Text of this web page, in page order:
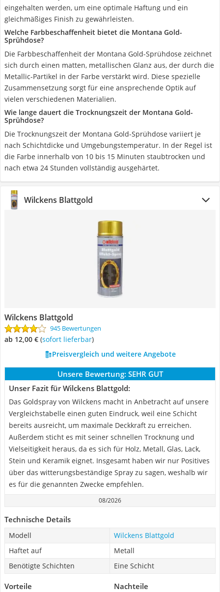
eingehalten werden, um eine optimale Haftung und ein
gleichmäßiges Finish zu gewährleisten.
Welche Farbbeschaffenheit bietet die Montana Gold-
Sprühdose?
Die Farbbeschaffenheit der Montana Gold-Sprühdose zeichnet
sich durch einen matten, metallischen Glanz aus, der durch die
Metallic-Partikel in der Farbe verstärkt wird. Diese spezielle
Zusammensetzung sorgt für eine ansprechende Optik auf
vielen verschiedenen Materialien.
Wie lange dauert die Trocknungszeit der Montana Gold-
Sprühdose?
Die Trocknungszeit der Montana Gold-Sprühdose variiert je
nach Schichtdicke und Umgebungstemperatur. In der Regel ist
die Farbe innerhalb von 10 bis 15 Minuten staubtrocken und
nach etwa 24 Stunden vollständig ausgehärtet.
Wilckens Blattgold
Wilckens Blattgold
945 Bewertungen
ab 12,00 € ( Sofort lieferbar)
Preisvergleich und weitere Angebote
Unsere Bewertung: SEHR GUT
Unser Fazit für Wilckens Blattgold:
Das Goldspray von Wilckens macht in Anbetracht auf unsere
Vergleichstabelle einen guten Eindruck, weil eine Schicht
bereits ausreicht, um maximale Deckkraft zu erreichen.
Außerdem sticht es mit seiner schnellen Trocknung und
Vielseitigkeit heraus, da es sich für Holz, Metall, Glas, Lack,
Stein und Keramik eignet. Insgesamt haben wir nur Positives
über das witterungsbeständige Spray zu sagen, weshalb wir
es für die genannten Zwecke empfehlen.
08/2026
Technische Details
Modell
Wilckens Blattgold
Haftet auf
Metall
Benötigte Schichten
Eine Schicht
Vorteile Nachteile